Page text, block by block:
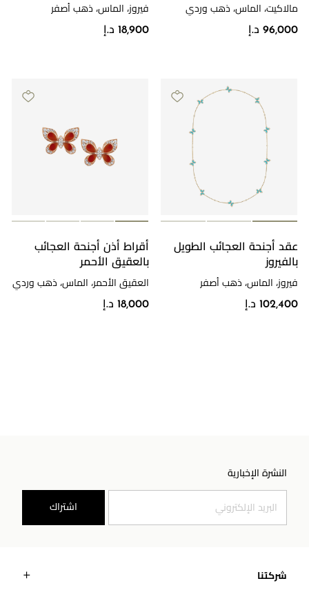
مالاكيت، الماس، ذهب وردي
96,000 د.إ
فيروز، الماس، ذهب أصفر
18,900 د.إ
عقد أجنحة العجائب الطويل
بالفيروز
فيروز، الماس، ذهب أصفر
102,400 د.إ
أقراط أذن أجنحة العجائب
بالعقيق الأحمر
العقيق الأحمر، الماس، ذهب وردي
18,000 د.إ
النشرة الإخبارية
اشتراك
شركتنا